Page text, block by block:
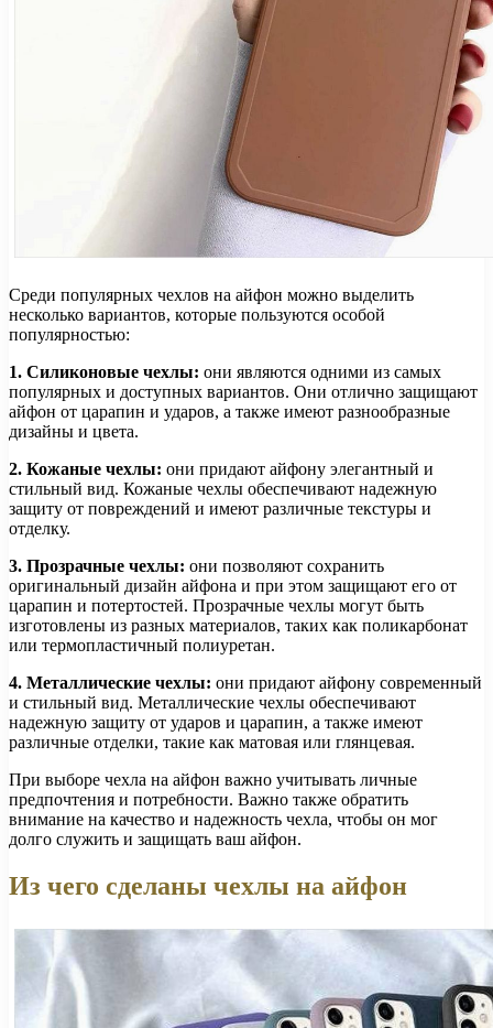
Среди популярных чехлов на айфон можно выделить
несколько вариантов, которые пользуются особой
популярностью:
1. Силиконовые чехлы: они являются одними из самых
популярных и доступных вариантов. Они отлично защищают
айфон от царапин и ударов, а также имеют разнообразные
дизайны и цвета.
2. Кожаные чехлы: они придают айфону элегантный и
стильный вид. Кожаные чехлы обеспечивают надежную
защиту от повреждений и имеют различные текстуры и
отделку.
3. Прозрачные чехлы: они позволяют сохранить
оригинальный дизайн айфона и при этом защищают его от
царапин и потертостей. Прозрачные чехлы могут быть
изготовлены из разных материалов, таких как поликарбонат
или термопластичный полиуретан.
4. Металлические чехлы: они придают айфону современный
и стильный вид. Металлические чехлы обеспечивают
надежную защиту от ударов и царапин, а также имеют
различные отделки, такие как матовая или глянцевая.
При выборе чехла на айфон важно учитывать личные
предпочтения и потребности. Важно также обратить
внимание на качество и надежность чехла, чтобы он мог
долго служить и защищать ваш айфон.
Из чего сделаны чехлы на айфон